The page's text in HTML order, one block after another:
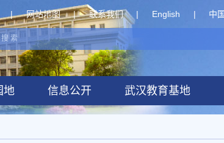
中
|
English
|
联系我们
|
网站地图
|
地 信息公开 武汉教育基地